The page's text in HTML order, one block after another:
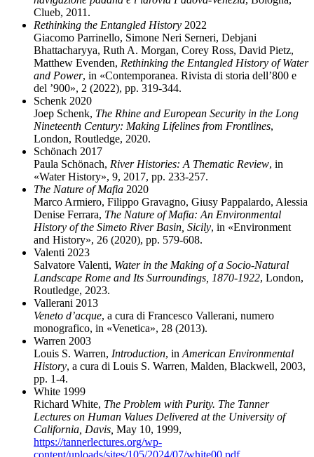
Clueb, 2011.
Rethinking the Entangled History 2022
Giacomo Parrinello, Simone Neri Serneri, Debjani
Bhattacharyya, Ruth A. Morgan, Corey Ross, David Pietz,
Matthew Evenden, Rethinking the Entangled History of Water
and Power, in «Contemporanea. Rivista di storia dell’800 e
del ’900», 2 (2022), pp. 319-344.
Schenk 2020
Joep Schenk, The Rhine and European Security in the Long
Nineteenth Century: Making Lifelines from Frontlines,
London, Routledge, 2020.
Schönach 2017
Paula Schönach, River Histories: A Thematic Review, in
«Water History», 9, 2017, pp. 233-257.
The Nature of Mafia 2020
Marco Armiero, Filippo Gravagno, Giusy Pappalardo, Alessia
Denise Ferrara, The Nature of Mafia: An Environmental
History of the Simeto River Basin, Sicily, in «Environment
and History», 26 (2020), pp. 579-608.
Valenti 2023
Salvatore Valenti, Water in the Making of a Socio-Natural
Landscape Rome and Its Surroundings, 1870-1922, London,
Routledge, 2023.
Vallerani 2013
Veneto d’acque, a cura di Francesco Vallerani, numero
monografico, in «Venetica», 28 (2013).
Warren 2003
Louis S. Warren, Introduction, in American Environmental
History, a cura di Louis S. Warren, Malden, Blackwell, 2003,
pp. 1-4.
White 1999
Richard White, The Problem with Purity. The Tanner
Lectures on Human Values Delivered at the University of
California, Davis, May 10, 1999,
https://tannerlectures.org/wp-
content/uploads/sites/105/2024/07/white00.pdf.